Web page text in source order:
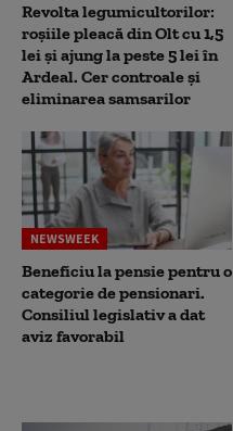
Revolta legumicultorilor:
roșiile pleacă din Olt cu 1,5
lei și ajung la peste 5 lei în
Ardeal. Cer controale și
eliminarea samsarilor
NEWSWEEK
Beneficiu la pensie pentru o
categorie de pensionari.
Consiliul legislativ a dat
aviz favorabil